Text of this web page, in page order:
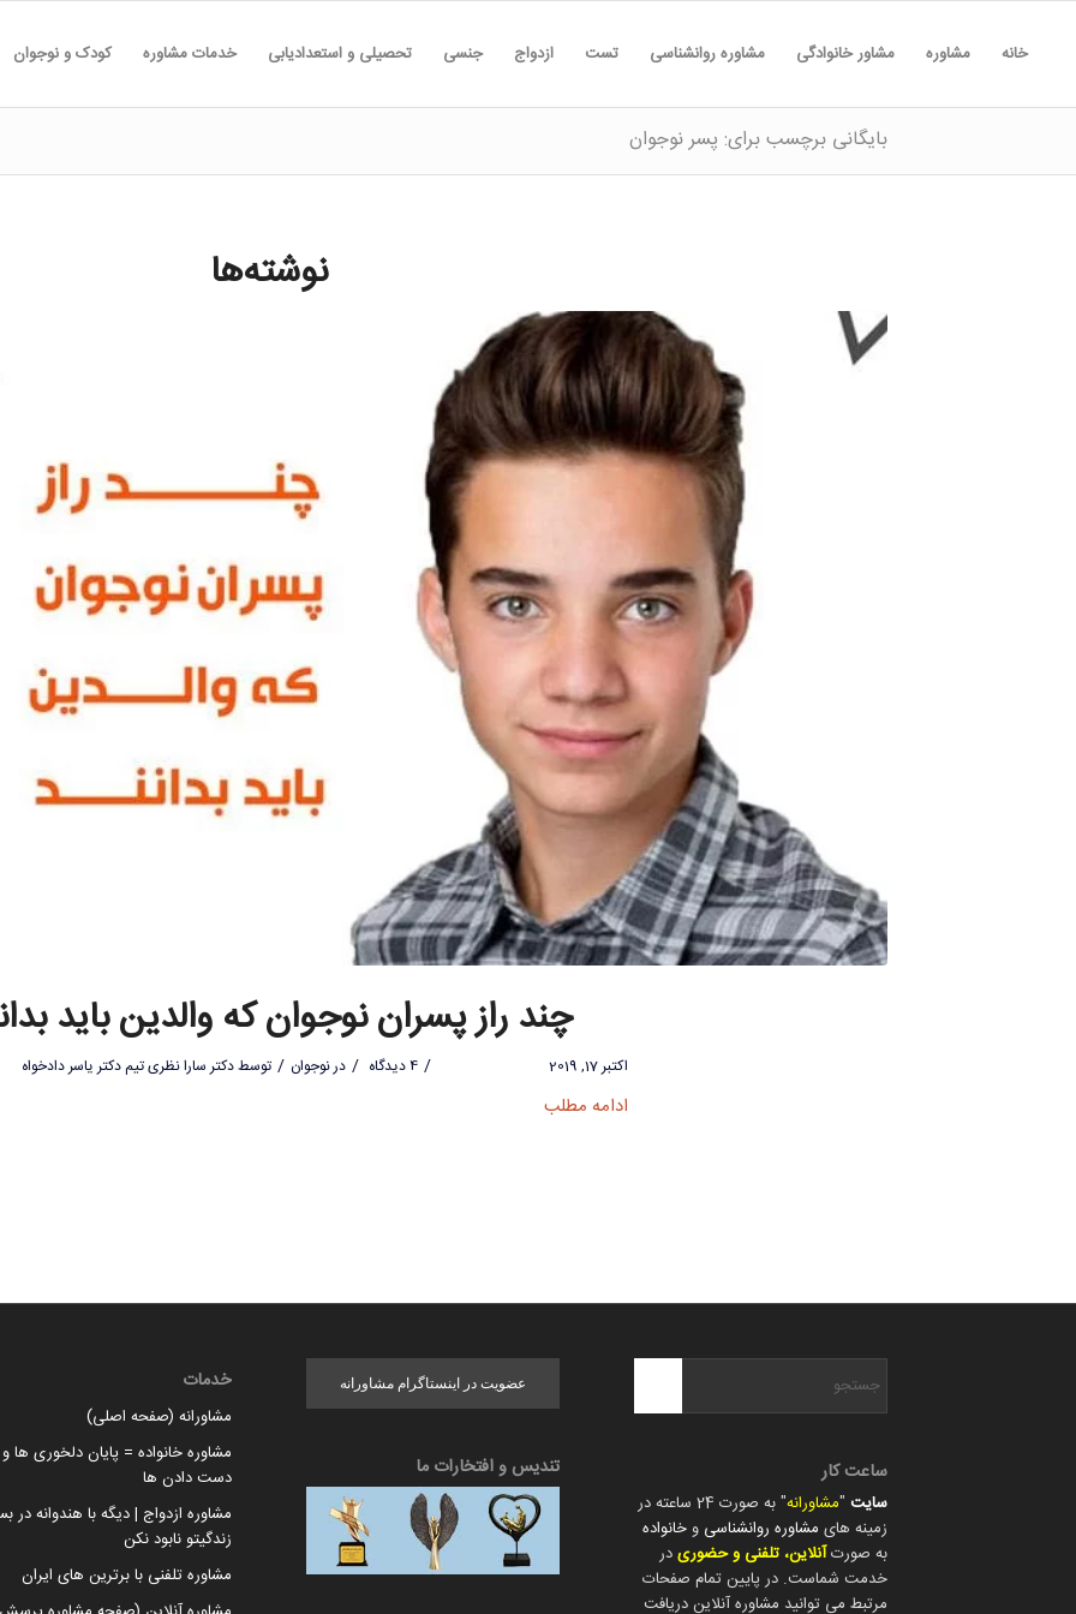
خانه مشاوره مشاور خانوادگی مشاوره روانشناسی تست ازدواج جنسی تحصیلی و استعدادیابی خدمات مشاوره کودک و نوجوان
بایگانی برچسب برای: پسر نوجوان
نوشته‌ها
چند راز پسران نوجوان که والدین باید
اکتبر 17, 2019 / 4 دیدگاه / درنوجوان / توسطدکتر سارا نظری تیم دکتر یاسر دادخواه
ادامه مطلب
ساعت کار
سایت "مشاورانه
" به صورت 24 ساعته در
زمینه های مشاوره روانشناسی و خانواده
به صورتآنلاین، تلفنی و حضوریدر
خدمت شماست. در پایین تمام صفحات
مرتبط می توانید مشاوره آنلاین دریافت
عضویت در اینستاگرام مشاورانه
تندیس و افتخارات ما
خدمات
مشاورانه (صفحه اصلی)
مشاوره خانواده = پایان دلخوری ها و
دست دادن ها
مشاوره ازدواج | دیگه با هندوانه در
زندگیتو نابود نکن
مشاوره تلفنی با برترین های ایران